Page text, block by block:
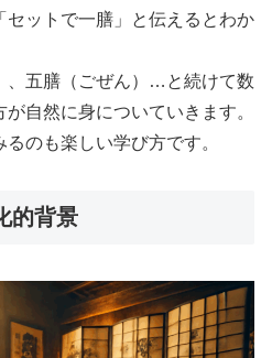
セットで一膳」と伝えるとわか
、五膳（ごぜん）…と続けて数
自然に身についていきます。
のも楽しい学び方です。
的背景